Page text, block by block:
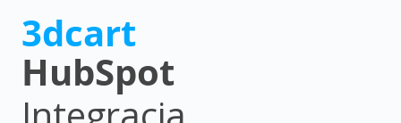
3dcart
HubSpot